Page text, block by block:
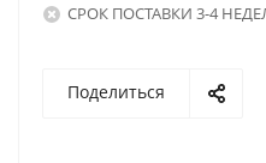
СРОК ПОСТАВКИ 3-4
Поделиться